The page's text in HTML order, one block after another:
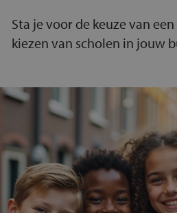
Sta je voor de keuze van
kiezen van scholen in jouw